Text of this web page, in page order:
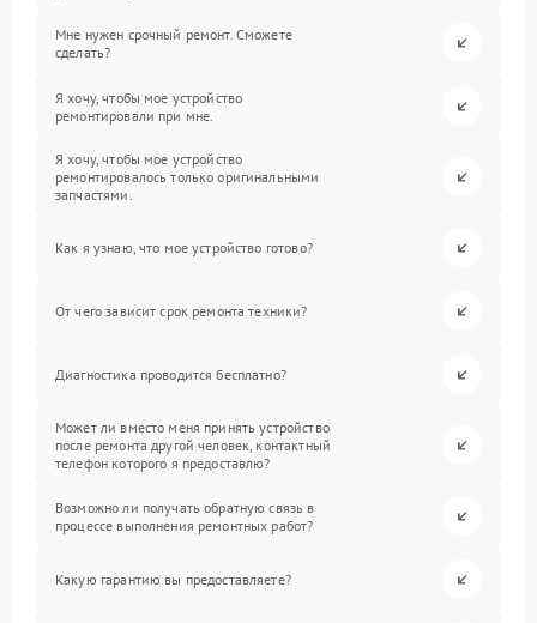
Мне нужен срочный ремонт. Сможете
сделать?
Я хочу, чтобы мое устройство
ремонтировали при мне.
Я хочу, чтобы мое устройство
ремонтировалось только оригинальными
запчастями.
Как я узнаю, что мое устройство готово?
От чего зависит срок ремонта техники?
Диагностика проводится бесплатно?
Может ли вместо меня принять устройство
после ремонта другой человек, контактный
телефон которого я предоставлю?
Возможно ли получать обратную связь в
процессе выполнения ремонтных работ?
Какую гарантию вы предоставляете?